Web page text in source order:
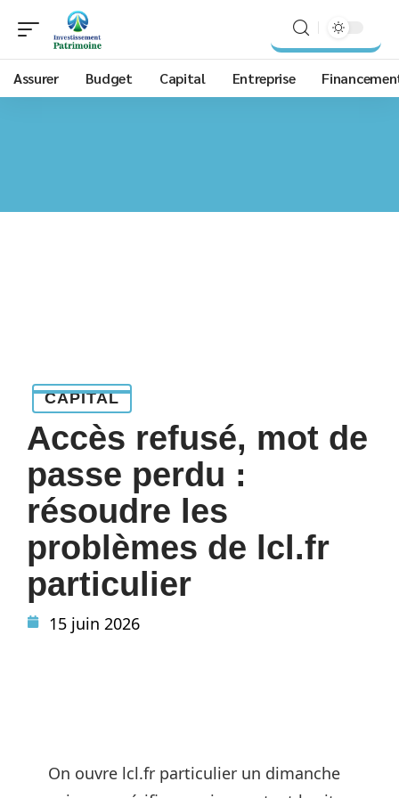
Assurer Budget Capital Entreprise
CAPITAL
Accès refusé, mot de
passe perdu :
résoudre les
problèmes de lcl.fr
particulier
15 juin 2026
On ouvre lcl.fr particulier un dimanche